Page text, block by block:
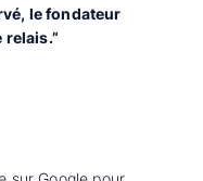
le fondateur
relais.”